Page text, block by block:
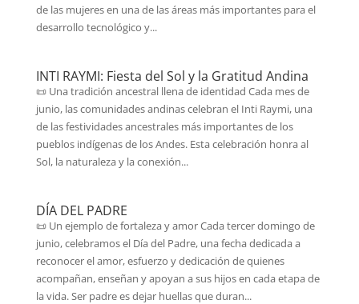
de las mujeres en una de las áreas más importantes para el
desarrollo tecnológico y...
INTI RAYMI: Fiesta del Sol y la Gratitud Andina
📜 Una tradición ancestral llena de identidad Cada mes de
junio, las comunidades andinas celebran el Inti Raymi, una
de las festividades ancestrales más importantes de los
pueblos indígenas de los Andes. Esta celebración honra al
Sol, la naturaleza y la conexión...
DÍA DEL PADRE
📜 Un ejemplo de fortaleza y amor Cada tercer domingo de
junio, celebramos el Día del Padre, una fecha dedicada a
reconocer el amor, esfuerzo y dedicación de quienes
acompañan, enseñan y apoyan a sus hijos en cada etapa de
la vida. Ser padre es dejar huellas que duran...